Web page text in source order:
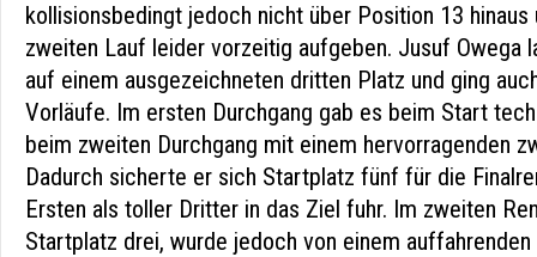
kollisionsbedingt jedoch nicht über Position 13
zweiten Lauf leider vorzeitig aufgeben. Jusuf Owega
auf einem ausgezeichneten dritten Platz und ging
Vorläufe. Im ersten Durchgang gab es beim Start
beim zweiten Durchgang mit einem hervorragenden
Dadurch sicherte er sich Startplatz fünf für die
Ersten als toller Dritter in das Ziel fuhr. Im zweiten
Startplatz drei, wurde jedoch von einem